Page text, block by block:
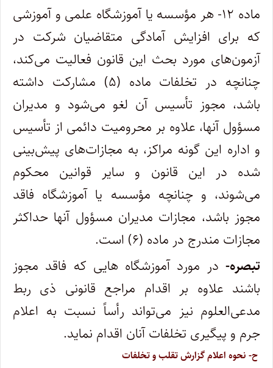
ماده ۱۲- هر مؤسسه یا آموزشگاه علمی و آموزشی
که برای افزایش آمادگی متقاضیان شرکت در
آزمون‌های مورد بحث این قانون فعالیت می‌کند،
چنانچه در تخلفات ماده (۵) مشارکت داشته
باشد، مجوز تأسیس آن لغو می‌شود و مدیران
مسؤول آنها، علاوه بر محرومیت دائمی از تأسیس
و اداره این گونه مراکز، به مجازات‌های پیش‌بینی
شده در این قانون و سایر قوانین محکوم
می‌شوند، و چنانچه مؤسسه یا آموزشگاه فاقد
مجوز باشد، مجازات مدیران مسؤول آنها حداکثر
مجازات مندرج در ماده (۶) است.
تبصره- در مورد آموزشگاه هایی که فاقد مجوز
باشند علاوه بر اقدام مراجع قانونی ذی ربط
مدعی‌العلوم نیز می‌تواند رأساً نسبت به اعلام
جرم و پیگیری تخلفات آنان اقدام نماید.
ح- نحوه اعلام گزارش تقلب و تخلفات